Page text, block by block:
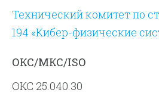
Технический комитет по
194 «Кибер-физические
ОКС/МКС/ISO
ОКС 25.040.30